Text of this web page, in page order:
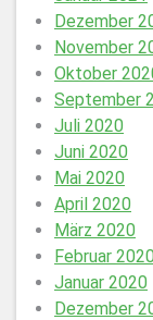
Dezember
November
Oktober
September
Juli 2020
Juni 2020
Mai 2020
April 2020
März 2020
Februar 2020
Januar 2020
Dezember